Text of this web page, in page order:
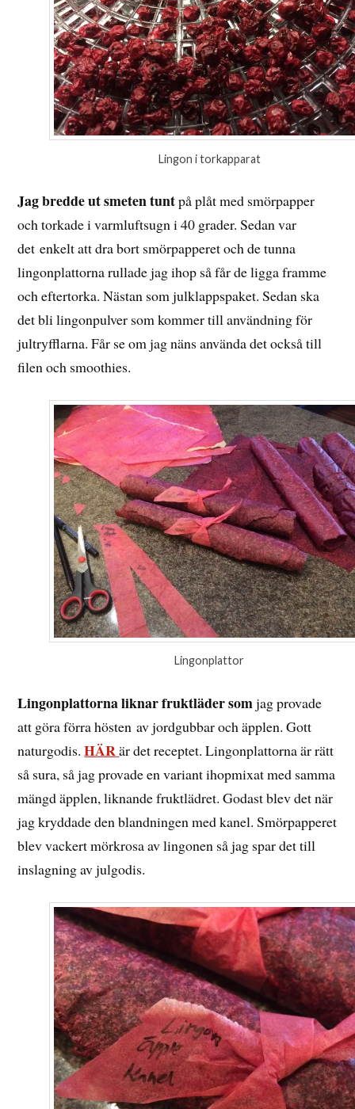
Lingon i torkapparat
Jag bredde ut smeten tuntpå plåt med smörpapper
och torkade i varmluftsugn i 40 grader. Sedan var
det enkelt att dra bort smörpapperet och de tunna
lingonplattorna rullade jag ihop så får de ligga framme
och eftertorka. Nästan som julklappspaket. Sedan ska
det bli lingonpulver som kommer till användning för
jultryfflarna. Får se om jag näns använda det också till
filen och smoothies.
Lingonplattor
Lingonplattorna liknar fruktläder somjag provade
att göra förra hösten av jordgubbar och äpplen. Gott
naturgodis.HÄRär det receptet. Lingonplattorna är rätt
så sura, så jag provade en variant ihopmixat med samma
mängd äpplen, liknande fruktlädret. Godast blev det när
jag kryddade den blandningen med kanel. Smörpapperet
blev vackert mörkrosa av lingonen så jag spar det till
inslagning av julgodis.